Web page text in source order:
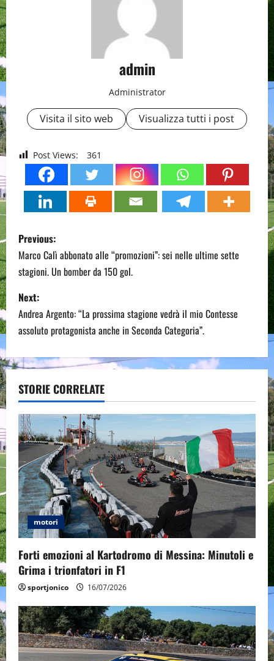
admin
Administrator
Visita il sito web Visualizza tutti i post
Post Views: 361
P
o
s
t
n
a
v
i
g
a
t
i
o
n
Previous:
Marco Calì abbonato alle “promozioni”: sei nelle ultime sette
stagioni. Un bomber da 150 gol.
Next:
Andrea Argento: “La prossima stagione vedrà il mio Contesse
assoluto protagonista anche in Seconda Categoria”.
STORIE CORRELATE
motori
Forti emozioni al Kartodromo di Messina: Minutoli e
Grima i trionfatori in F1
sportjonico 16/07/2026